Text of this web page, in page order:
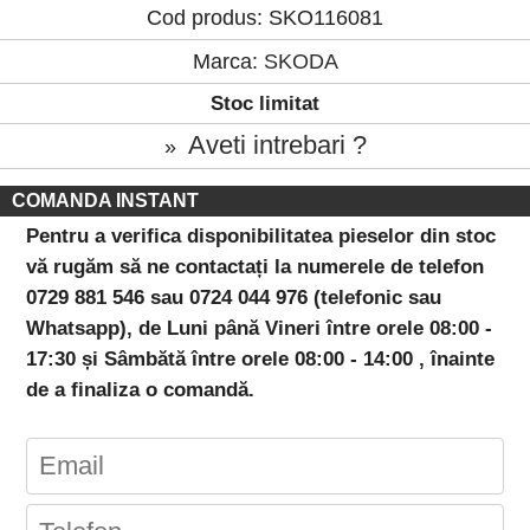
Cod produs: SKO116081
Marca: SKODA
Stoc limitat
» Aveti intrebari ?
COMANDA INSTANT
Pentru a verifica disponibilitatea pieselor din stoc
vă rugăm să ne contactați la numerele de telefon
0729 881 546 sau 0724 044 976 (telefonic sau
Whatsapp), de Luni până Vineri între orele 08:00 -
17:30 și Sâmbătă între orele 08:00 - 14:00 , înainte
de a finaliza o comandă.